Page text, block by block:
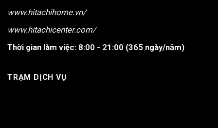
www.hitachihome.vn/
www.hitachicenter.com/
Thời gian làm việc: 8:00 - 21:00 (365 ngày/năm)
TRẠM DỊCH VỤ